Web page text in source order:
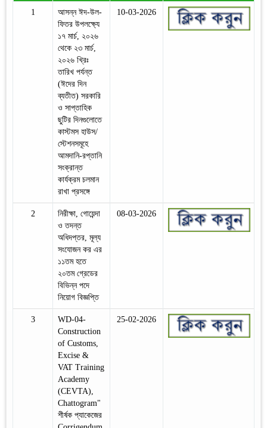
1
আসন্ন ঈদ-উল-
ফিতর উপলক্ষ্যে
১৭ মার্চ, ২০২৬
থেকে ২৩ মার্চ,
২০২৬ খ্রিঃ
তারিখ পর্যন্ত
(ঈদের দিন
ব্যতীত) সরকারি
ও সাপ্তাহিক
ছুটির দিনগুলোতে
কাস্টমস হাউস/
স্টেশনসমূহে
আমদানি-রপ্তানি
সংক্রান্ত
কার্যক্রম চলমান
রাখা প্রসঙ্গে
10-03-2026
2
নিরীক্ষা, গোয়েন্দা
ও তদন্ত
অধিদপ্তর, মূল্য
সংযোজন কর এর
১১তম হতে
২০তম গ্রেডের
বিভিন্ন পদে
নিয়োগ বিজ্ঞপ্তি
08-03-2026
3
WD-04-
Construction
of Customs,
Excise &
VAT Training
Academy
(CEVTA),
Chattogram"
শীর্ষক প্যাকেজের
25-02-2026